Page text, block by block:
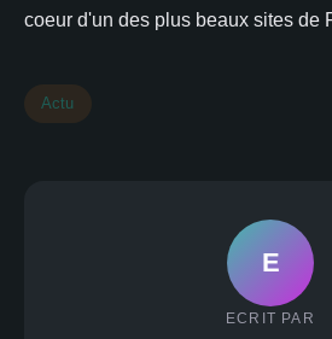
coeur d'un des plus beaux sites de
Actu
E
ECRIT PAR